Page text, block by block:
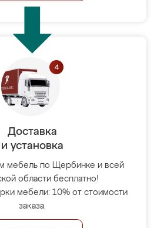
Доставка
и установка
мебель по Щербинке и всей
области бесплатно!
мебели: 10% от стоимости
заказа.